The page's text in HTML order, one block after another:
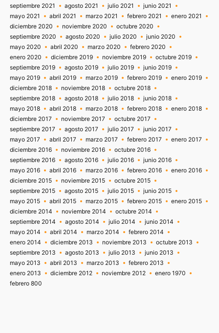
septiembre 2021
agosto 2021 julio 2021
junio 2021
mayo 2021
abril 2021 marzo 2021 febrero 2021
enero 2021
diciembre 2020
noviembre 2020
octubre 2020
septiembre 2020
agosto 2020 julio 2020
junio 2020
mayo 2020
abril 2020 marzo 2020
febrero 2020
enero 2020
diciembre 2019 noviembre 2019
octubre 2019
septiembre 2019
agosto 2019 julio 2019
junio 2019
mayo 2019
abril 2019 marzo 2019 febrero 2019
enero 2019
diciembre 2018
noviembre 2018
octubre 2018
septiembre 2018
agosto 2018 julio 2018
junio 2018
mayo 2018
abril 2018 marzo 2018 febrero 2018
enero 2018
diciembre 2017
noviembre 2017
octubre 2017
septiembre 2017
agosto 2017 julio 2017
junio 2017
mayo 2017
abril 2017 marzo 2017 febrero 2017
enero 2017
diciembre 2016
noviembre 2016
octubre 2016
septiembre 2016
agosto 2016 julio 2016
junio 2016
mayo 2016
abril 2016 marzo 2016 febrero 2016
enero 2016
diciembre 2015
noviembre 2015
octubre 2015
septiembre 2015
agosto 2015 julio 2015
junio 2015
mayo 2015
abril 2015 marzo 2015 febrero 2015
enero 2015
diciembre 2014
noviembre 2014
octubre 2014
septiembre 2014
agosto 2014 julio 2014
junio 2014
mayo 2014
abril 2014 marzo 2014
febrero 2014
enero 2014
diciembre 2013 noviembre 2013
octubre 2013
septiembre 2013
agosto 2013 julio 2013
junio 2013
mayo 2013
abril 2013 marzo 2013
febrero 2013
enero 2013
diciembre 2012 noviembre 2012
enero 1970
febrero 800